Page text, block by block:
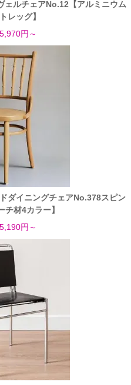
ルチェアNo.12【アルミニウム
レッグ】
円～
ダイニングチェアNo.378スピン
チ材4カラー】
円～